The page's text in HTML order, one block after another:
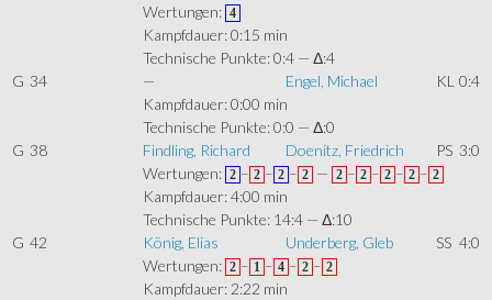
Wertungen: 4
Kampfdauer: 0:15 min
Technische Punkte: 0:4 — Δ:4
G 34 — Engel, Michael KL 0:4
Kampfdauer: 0:00 min
Technische Punkte: 0:0 — Δ:0
G 38 Findling, Richard Doenitz, Friedrich PS 3:0
Wertungen: 2 – 2 – 2 – 2 — 2 – 2 – 2 – 2 – 2
Kampfdauer: 4:00 min
Technische Punkte: 14:4 — Δ:10
G 42 König, Elias Underberg, Gleb SS 4:0
Wertungen: 2 – 1 – 4 – 2 – 2
Kampfdauer: 2:22 min